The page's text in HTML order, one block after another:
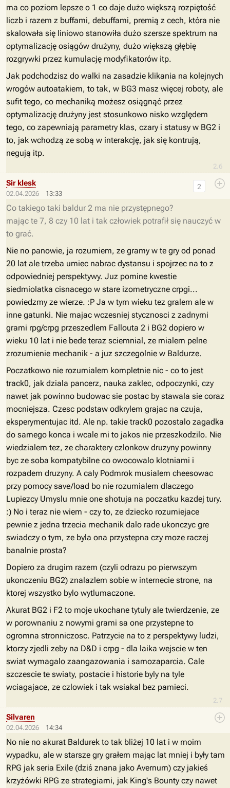
2.6
ma co poziom lepsze o 1 co daje dużo większą rozpiętość
liczb i razem z buffami, debuffami, premią z cech, która nie
skalowała się liniowo stanowiła dużo szersze spektrum na
optymalizację osiągów drużyny, dużo większą głębię
rozgrywki przez kumulację modyfikatorów itp.
Jak podchodzisz do walki na zasadzie klikania na kolejnych
wrogów autoatakiem, to tak, w BG3 masz więcej roboty, ale
sufit tego, co mechaniką możesz osiągnąć przez
optymalizację drużyny jest stosunkowo nisko względem
tego, co zapewniają parametry klas, czary i statusy w BG2 i
to, jak wchodzą ze sobą w interakcję, jak się kontrują,
negują itp.
02.04.2026 13:33
2.7
2
Sir klesk
Co takiego taki baldur 2 ma nie przystępnego?
mając te 7, 8 czy 10 lat i tak człowiek potrafił się nauczyć w
to grać.
Nie no panowie, ja rozumiem, ze gramy w te gry od ponad
20 lat ale trzeba umiec nabrac dystansu i spojrzec na to z
odpowiedniej perspektywy. Juz pomine kwestie
siedmiolatka cisnacego w stare izometryczne crpgi...
powiedzmy ze wierze. :P Ja w tym wieku tez gralem ale w
inne gatunki. Nie majac wczesniej stycznosci z zadnymi
grami rpg/crpg przeszedlem Fallouta 2 i BG2 dopiero w
wieku 10 lat i nie bede teraz sciemnial, ze mialem pelne
zrozumienie mechanik - a juz szczegolnie w Baldurze.
Poczatkowo nie rozumialem kompletnie nic - co to jest
track0, jak dziala pancerz, nauka zaklec, odpoczynki, czy
nawet jak powinno budowac sie postac by stawala sie coraz
mocniejsza. Czesc podstaw odkrylem grajac na czuja,
eksperymentujac itd. Ale np. takie track0 pozostalo zagadka
do samego konca i wcale mi to jakos nie przeszkodzilo. Nie
wiedzialem tez, ze charaktery czlonkow druzyny powinny
byc ze soba kompatybilne co owocowalo klotniami i
rozpadem druzyny. A caly Podmrok musialem cheesowac
przy pomocy save/load bo nie rozumialem dlaczego
Lupiezcy Umyslu mnie one shotuja na poczatku kazdej tury.
:) No i teraz nie wiem - czy to, ze dziecko rozumiejace
pewnie z jedna trzecia mechanik dalo rade ukonczyc gre
swiadczy o tym, ze byla ona przystepna czy moze raczej
banalnie prosta?
Dopiero za drugim razem (czyli odrazu po pierwszym
ukonczeniu BG2) znalazlem sobie w internecie strone, na
ktorej wszystko bylo wytlumaczone.
Akurat BG2 i F2 to moje ukochane tytuly ale twierdzenie, ze
w porownaniu z nowymi grami sa one przystepne to
ogromna stronniczosc. Patrzycie na to z perspektywy ludzi,
ktorzy zjedli zeby na D&D i crpg - dla laika wejscie w ten
swiat wymagalo zaangazowania i samozaparcia. Cale
szczescie te swiaty, postacie i historie byly na tyle
wciagajace, ze czlowiek i tak wsiakal bez pamieci.
02.04.2026 14:34
Silvaren
No nie no akurat Baldurek to tak bliżej 10 lat i w moim
wypadku, ale w starsze gry grałem mając lat mniej i były tam
RPG jak seria Exile (dziś znana jako Avernum) czy jakieś
krzyżówki RPG ze strategiami, jak King's Bounty czy nawet